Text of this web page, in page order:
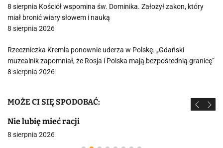
8 sierpnia Kościół wspomina św. Dominika. Założył zakon, który
miał bronić wiary słowem i nauką
8 sierpnia 2026
Rzeczniczka Kremla ponownie uderza w Polskę. „Gdański
muzealnik zapomniał, że Rosja i Polska mają bezpośrednią granicę”
8 sierpnia 2026
MOŻE CI SIĘ SPODOBAĆ:
Nie lubię mieć racji
8 sierpnia 2026